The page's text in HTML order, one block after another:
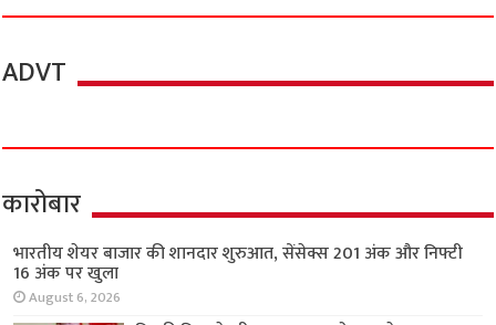
ADVT
कारोबार
भारतीय शेयर बाजार की शानदार शुरुआत, सेंसेक्स 201 अंक और निफ्टी
16 अंक पर खुला
August 6, 2026